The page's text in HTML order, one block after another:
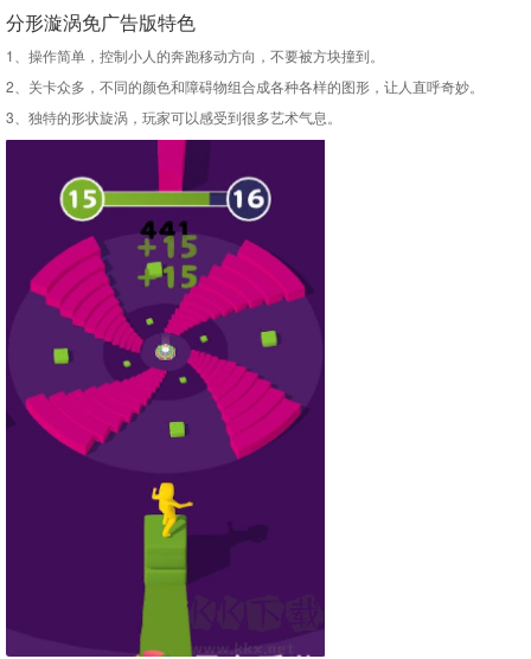
分形漩涡免广告版特色
1、操作简单，控制小人的奔跑移动方向，不要被方块撞到。
2、关卡众多，不同的颜色和障碍物组合成各种各样的图形，让人直呼奇妙。
3、独特的形状旋涡，玩家可以感受到很多艺术气息。